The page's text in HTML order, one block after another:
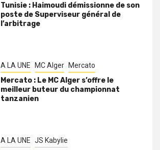
Tunisie : Haimoudi démissionne de son
poste de Superviseur général de
l’arbitrage
A LA UNE MC Alger Mercato
Mercato : Le MC Alger s’offre le
meilleur buteur du championnat
tanzanien
A LA UNE JS Kabylie